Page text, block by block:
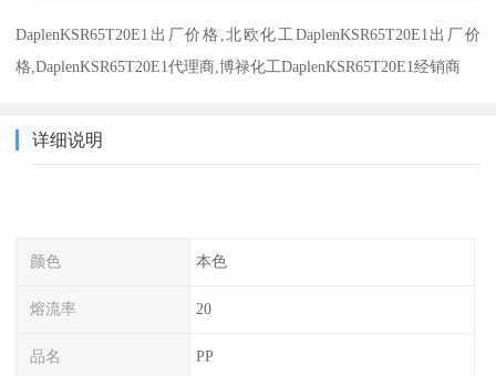
DaplenKSR65T20E1出厂价格,北欧化工DaplenKSR65T20E1出厂价
格,DaplenKSR65T20E1代理商,博禄化工DaplenKSR65T20E1经销商
详细说明
颜色 本色
熔流率 20
品名 PP